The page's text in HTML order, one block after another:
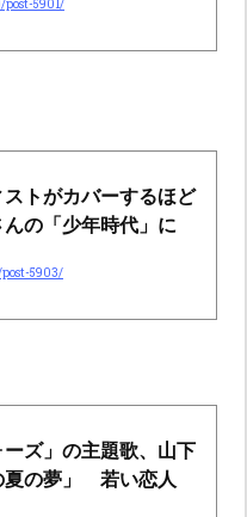
post-5901/
トがカバーするほど
の「少年時代」に
5903/
ズ」の主題歌、山下
夏の夢」 若い恋人